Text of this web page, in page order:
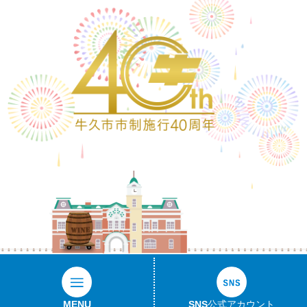
MENU SNS公式アカウント
ワイン樽